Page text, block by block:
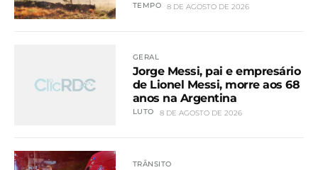
TEMPO 8 DE AGOSTO DE 2026
GERAL
Jorge Messi, pai e empresário
de Lionel Messi, morre aos 68
anos na Argentina
LUTO 8 DE AGOSTO DE 2026
TRÂNSITO